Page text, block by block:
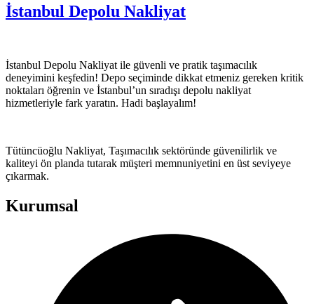
İstanbul Depolu Nakliyat
İstanbul Depolu Nakliyat ile güvenli ve pratik taşımacılık
deneyimini keşfedin! Depo seçiminde dikkat etmeniz gereken kritik
noktaları öğrenin ve İstanbul’un sıradışı depolu nakliyat
hizmetleriyle fark yaratın. Hadi başlayalım!
Tütüncüoğlu Nakliyat, Taşımacılık sektöründe güvenilirlik ve
kaliteyi ön planda tutarak müşteri memnuniyetini en üst seviyeye
çıkarmak.
Kurumsal